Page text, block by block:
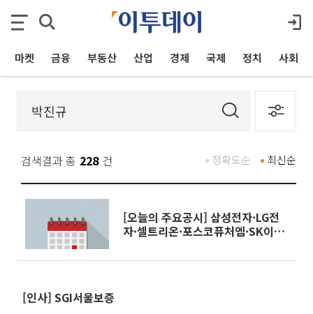
마켓 금융 부동산 산업 경제 국제 정치 사회
검색결과 총 228 건 최신순
정확도순
[오늘의 주요공시] 삼성전자·LG전
자·셀트리온·포스코퓨처엠·SK이
[인사] SGI서울보증